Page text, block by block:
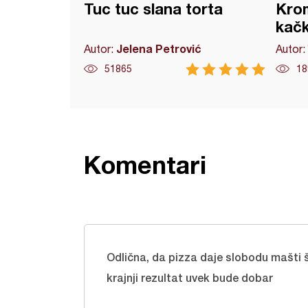
Tuc tuc slana torta
Autor: Jelena Petrović
51865
Autor:
Komentari
Odlična, da pizza daje slobodu mašti
krajnji rezultat uvek bude dobar